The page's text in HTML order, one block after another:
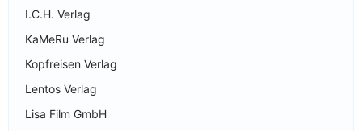
I.C.H. Verlag
KaMeRu Verlag
Kopfreisen Verlag
Lentos Verlag
Lisa Film GmbH